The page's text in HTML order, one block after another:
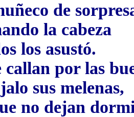
de
la cabeza
los asustó.
callan por las
sus melenas,
no dejan